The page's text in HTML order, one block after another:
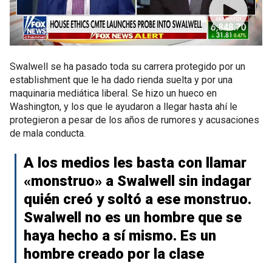
Swalwell se ha pasado toda su carrera protegido por un
establishment que le ha dado rienda suelta y por una
maquinaria mediática liberal. Se hizo un hueco en
Washington, y los que le ayudaron a llegar hasta ahí le
protegieron a pesar de los años de rumores y acusaciones
de mala conducta.
A los medios les basta con llamar
«monstruo» a Swalwell sin indagar
quién creó y soltó a ese monstruo.
Swalwell no es un hombre que se
haya hecho a sí mismo. Es un
hombre creado por la clase